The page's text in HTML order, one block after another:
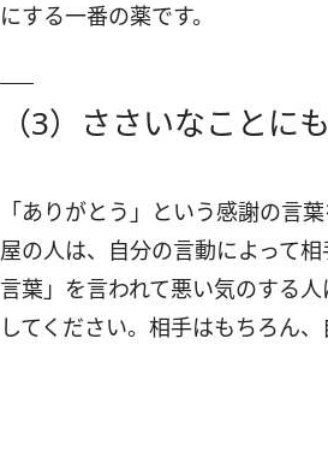
にする一番の薬です。
（3）ささいなことに
「ありがとう」という感謝の言
屋の人は、自分の言動によって
言葉」を言われて悪い気のする
してください。相手はもちろん